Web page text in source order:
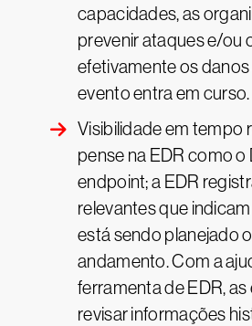
capacidades, as
prevenir ataques e/ou
efetivamente os
evento entra em curso.
Visibilidade em tempo
pense na EDR como o
endpoint; a EDR
relevantes que
está sendo planejado
andamento. Com a
ferramenta de EDR,
revisar informações